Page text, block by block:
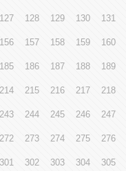
127 128 129 130 131
156 157 158 159 160
185 186 187 188 189
214 215 216 217 218
243 244 245 246 247
272 273 274 275 276
301 302 303 304 305